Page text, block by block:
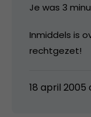
Je was 3
Inmiddels is
rechtgezet!
18 april 2005